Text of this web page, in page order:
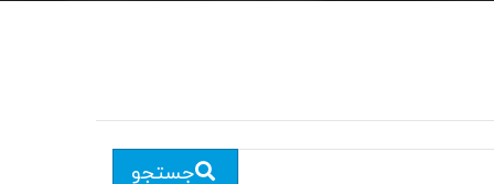
جستجو